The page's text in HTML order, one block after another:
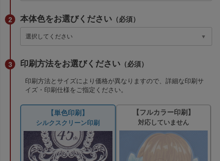
本体色をお選びください （必須）
印刷方法をお選びください （必須）
印刷方法とサイズにより価格が異なりますので、詳細な印刷サ
イズ・印刷仕様をご指定ください。
【単色印刷】
シルクスクリーン印刷
【フルカラー印刷】
対応していません